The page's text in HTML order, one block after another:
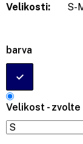
barva
Velikost - zvolte
Velikosti:
S-